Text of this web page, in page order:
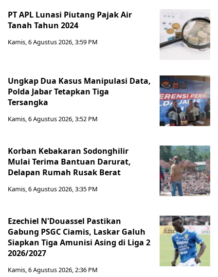
PT APL Lunasi Piutang Pajak Air
Tanah Tahun 2024
Kamis, 6 Agustus 2026, 3:59 PM
Ungkap Dua Kasus Manipulasi Data,
Polda Jabar Tetapkan Tiga
Tersangka
Kamis, 6 Agustus 2026, 3:52 PM
Korban Kebakaran Sodonghilir
Mulai Terima Bantuan Darurat,
Delapan Rumah Rusak Berat
Kamis, 6 Agustus 2026, 3:35 PM
Ezechiel N'Douassel Pastikan
Gabung PSGC Ciamis, Laskar Galuh
Siapkan Tiga Amunisi Asing di Liga 2
2026/2027
Kamis, 6 Agustus 2026, 2:36 PM